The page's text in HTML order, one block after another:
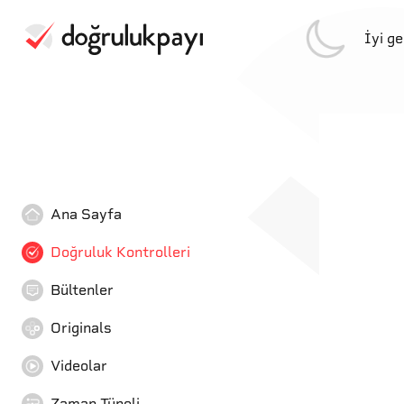
İyi
Ana Sayfa
Doğruluk Kontrolleri
Bültenler
Originals
Videolar